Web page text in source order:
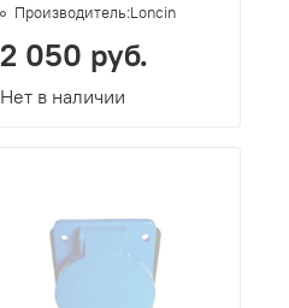
Производитель:Loncin
Нет в наличии
2 050 руб.